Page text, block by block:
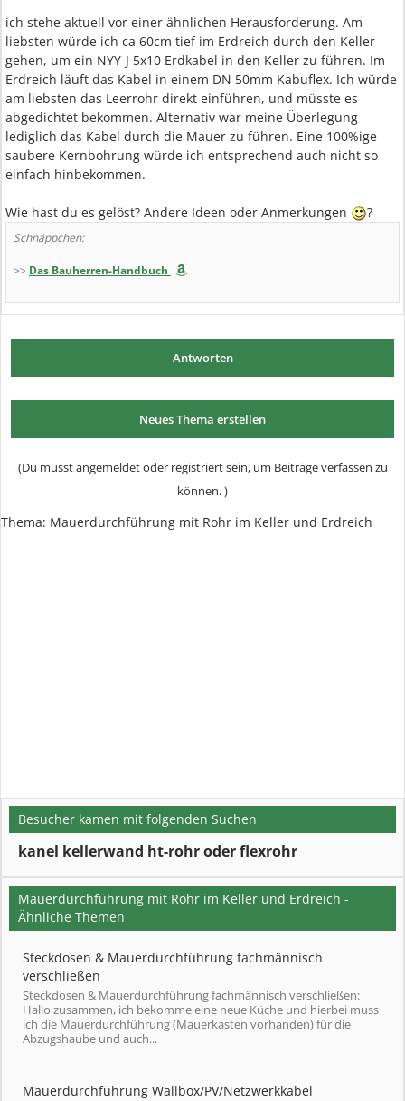
ich stehe aktuell vor einer ähnlichen Herausforderung. Am
liebsten würde ich ca 60cm tief im Erdreich durch den Keller
gehen, um ein NYY-J 5x10 Erdkabel in den Keller zu führen. Im
Erdreich läuft das Kabel in einem DN 50mm Kabuflex. Ich würde
am liebsten das Leerrohr direkt einführen, und müsste es
abgedichtet bekommen. Alternativ war meine Überlegung
lediglich das Kabel durch die Mauer zu führen. Eine 100%ige
saubere Kernbohrung würde ich entsprechend auch nicht so
einfach hinbekommen.
Wie hast du es gelöst? Andere Ideen oder Anmerkungen ?
Schnäppchen:
>> Das Bauherren-Handbuch
Antworten
Neues Thema erstellen
(Du musst angemeldet oder registriert sein, um Beiträge verfassen zu
können. )
Thema: Mauerdurchführung mit Rohr im Keller und Erdreich
Besucher kamen mit folgenden Suchen
kanel kellerwand ht-rohr oder flexrohr
Mauerdurchführung mit Rohr im Keller und Erdreich -
Ähnliche Themen
Steckdosen & Mauerdurchführung fachmännisch
verschließen
Steckdosen & Mauerdurchführung fachmännisch verschließen:
Hallo zusammen, ich bekomme eine neue Küche und hierbei muss
ich die Mauerdurchführung (Mauerkasten vorhanden) für die
Abzugshaube und auch...
Mauerdurchführung Wallbox/PV/Netzwerkkabel